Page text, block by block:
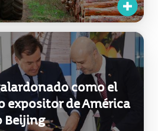
como el
expositor de América
Beijing